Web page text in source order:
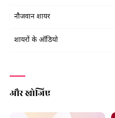
नौजवान शायर
शायरों के ऑडियो
और खोजिए